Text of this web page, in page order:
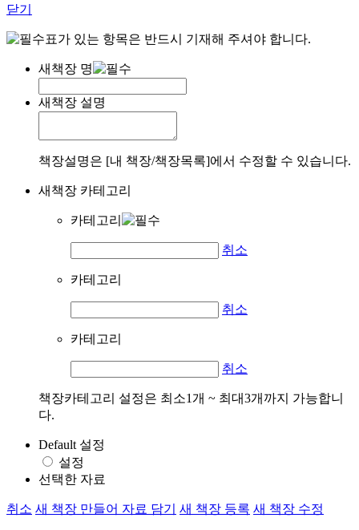
닫기
표가 있는 항목은 반드시 기재해 주셔야 합니다.
새책장 명
새책장 설명
책장설명은 [내 책장/책장목록]에서 수정할 수 있습니다.
새책장 카테고리
카테고리
취소
카테고리
취소
카테고리
취소
책장카테고리 설정은 최소1개 ~ 최대3개까지 가능합니
다.
Default 설정
설정
선택한 자료
취소 새 책장 만들어 자료 담기 새 책장 등록 새 책장 수정